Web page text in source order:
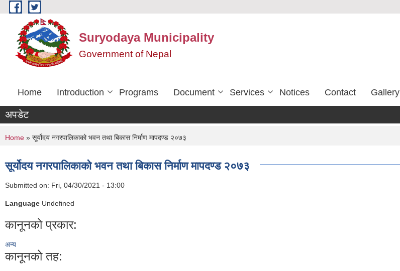
Skip to main content
Suryodaya Municipality
Government of Nepal
Home Introduction Programs Document Services Notices Contact Gallery
अपडेट
You are here
Home » सूर्योदय नगरपालिकाको भवन तथा बिकास निर्माण मापदण्ड २०७३
सूर्योदय नगरपालिकाको भवन तथा बिकास निर्माण मापदण्ड २०७३
Submitted on: Fri, 04/30/2021 - 13:00
Language Undefined
कानूनको प्रकार:
अन्य
कानूनको तह: